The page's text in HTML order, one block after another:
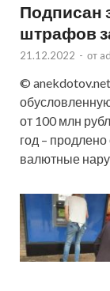
Подписан
штрафов
21.12.2022 - от
©
от 100 млн
год –
валютные